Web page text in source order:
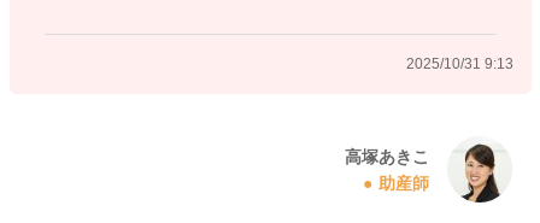
してきますので、お子さんがご自身で飲む量を調節するように
ずつ授乳なさることで、過飲を予防することも１つの方法で
す。また、お子さんが授乳中に空気を飲み込むことも、過飲の
2025/10/31 9:13
高塚あきこ
助産師